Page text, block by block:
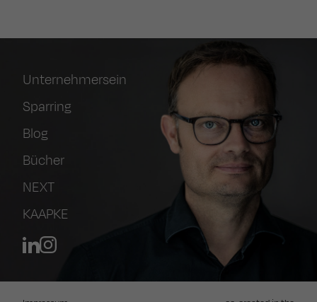
Unternehmersein
Sparring
Blog
Bücher
NEXT
KAAPKE